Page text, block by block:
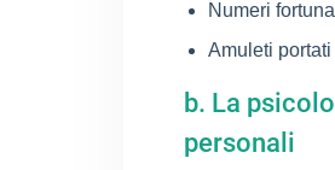
Numeri
Amuleti
b. La
personali